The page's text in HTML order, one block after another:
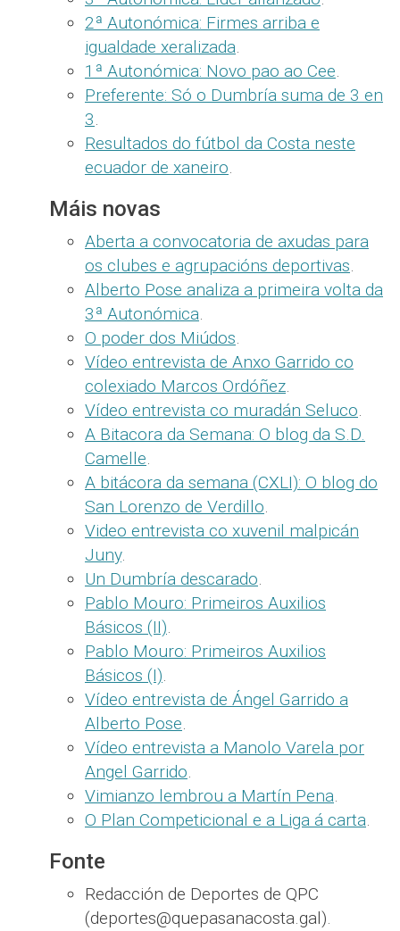
2ª Autonómica: Firmes arriba e
igualdade xeralizada.
1ª Autonómica: Novo pao ao Cee.
Preferente: Só o Dumbría suma de 3 en
3.
Resultados do fútbol da Costa neste
ecuador de xaneiro.
Máis novas
Aberta a convocatoria de axudas para
os clubes e agrupacións deportivas.
Alberto Pose analiza a primeira volta da
3ª Autonómica.
O poder dos Miúdos.
Vídeo entrevista de Anxo Garrido co
colexiado Marcos Ordóñez.
Vídeo entrevista co muradán Seluco.
A Bitacora da Semana: O blog da S.D.
Camelle.
A bitácora da semana (CXLI): O blog do
San Lorenzo de Verdillo.
Video entrevista co xuvenil malpicán
Juny.
Un Dumbría descarado.
Pablo Mouro: Primeiros Auxilios
Básicos (II).
Pablo Mouro: Primeiros Auxilios
Básicos (I).
Vídeo entrevista de Ángel Garrido a
Alberto Pose.
Vídeo entrevista a Manolo Varela por
Angel Garrido.
Vimianzo lembrou a Martín Pena.
O Plan Competicional e a Liga á carta.
Fonte
Redacción de Deportes de QPC
(deportes@quepasanacosta.gal).